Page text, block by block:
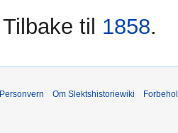
Tilbake til 1858.
Personvern Om Slektshistoriewiki